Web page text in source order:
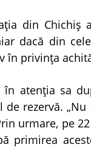
din
dacă din
în privinţa
atenţia sa
de rezervă.
urmare, pe
primirea